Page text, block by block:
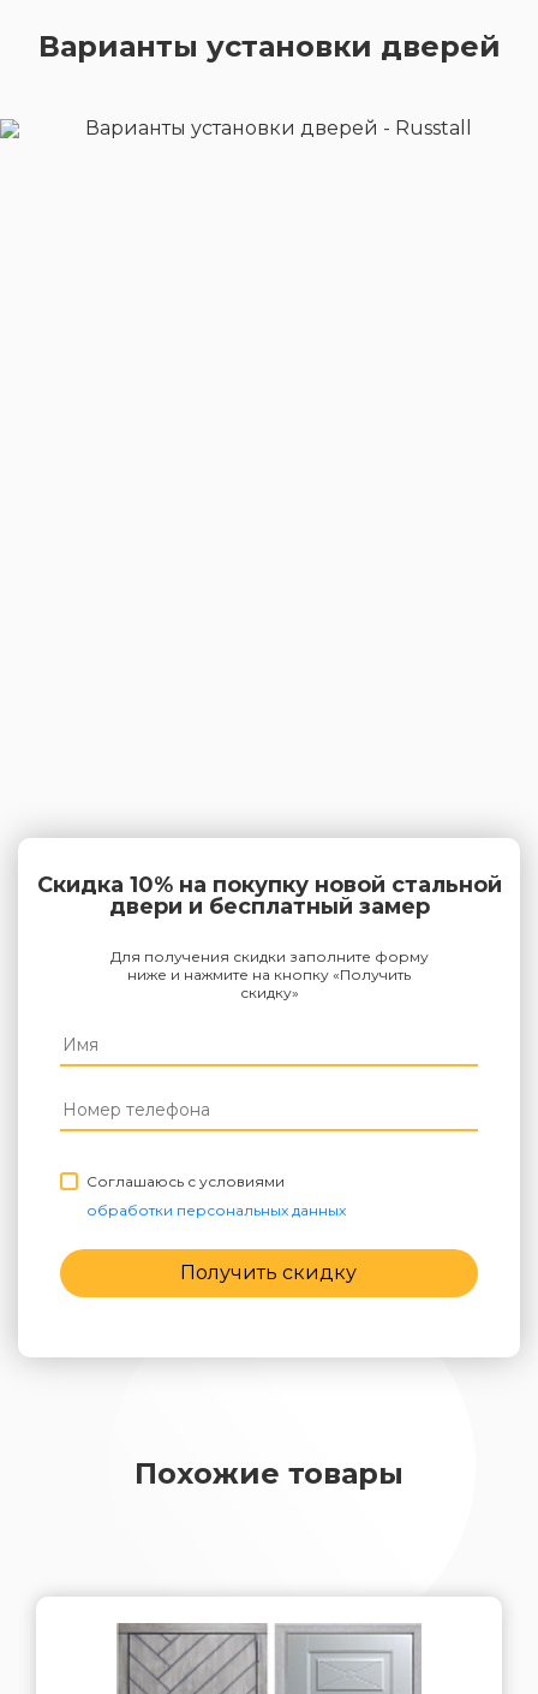
Варианты установки дверей
Скидка 10% на покупку новой стальной
двери и бесплатный замер
Для получения скидки заполните форму
ниже и нажмите на кнопку «Получить
скидку»
Соглашаюсь с условиями
обработки персональных данных
Получить скидку
Похожие товары